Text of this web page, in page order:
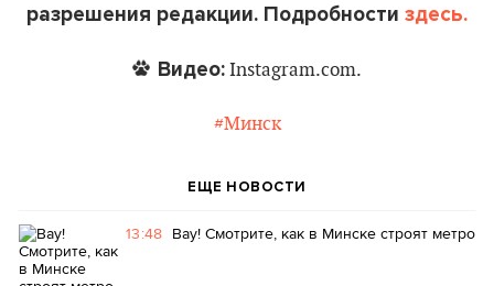
разрешения редакции. Подробности здесь.
Видео: Instagram.com.
#Минск
ЕЩЕ НОВОСТИ
13:48 Вау! Смотрите, как в Минске строят метро